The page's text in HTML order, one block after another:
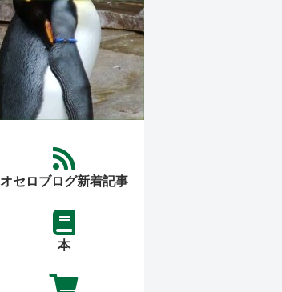
オセロブログ新着記事
本